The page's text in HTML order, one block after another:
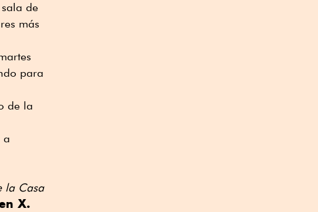
de
más
para
de la
a
la Casa
X.